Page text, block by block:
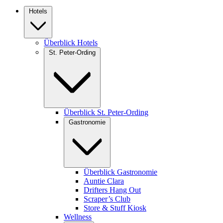
Hotels
Überblick Hotels
St. Peter-Ording
Überblick St. Peter-Ording
Gastronomie
Überblick Gastronomie
Auntie Clara
Drifters Hang Out
Scraper’s Club
Store & Stuff Kiosk
Wellness